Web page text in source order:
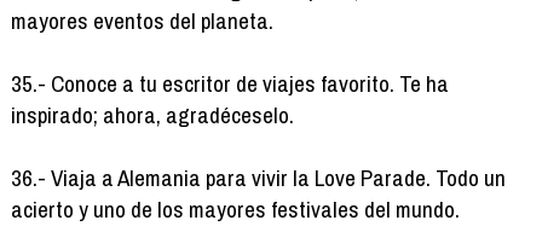
mayores eventos del planeta.
35.- Conoce a tu escritor de viajes favorito. Te ha
inspirado; ahora, agradéceselo.
36.- Viaja a Alemania para vivir la Love Parade. Todo un
acierto y uno de los mayores festivales del mundo.